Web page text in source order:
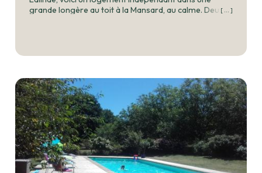
grande longère au toit à la Mansard, au calme. Deux
chemin de randonnée qui longe la noyeraie qui
produit les noix dont nous faisons de l'huile.
Production de miel sur place et boutique de produits
locaux + animations en saison (goûter fermier, atelier
cire). Rivière Dordogne, golf, restaurants, sites
touristiques et tous commerces à quelques km
seulement.
[ ... ]